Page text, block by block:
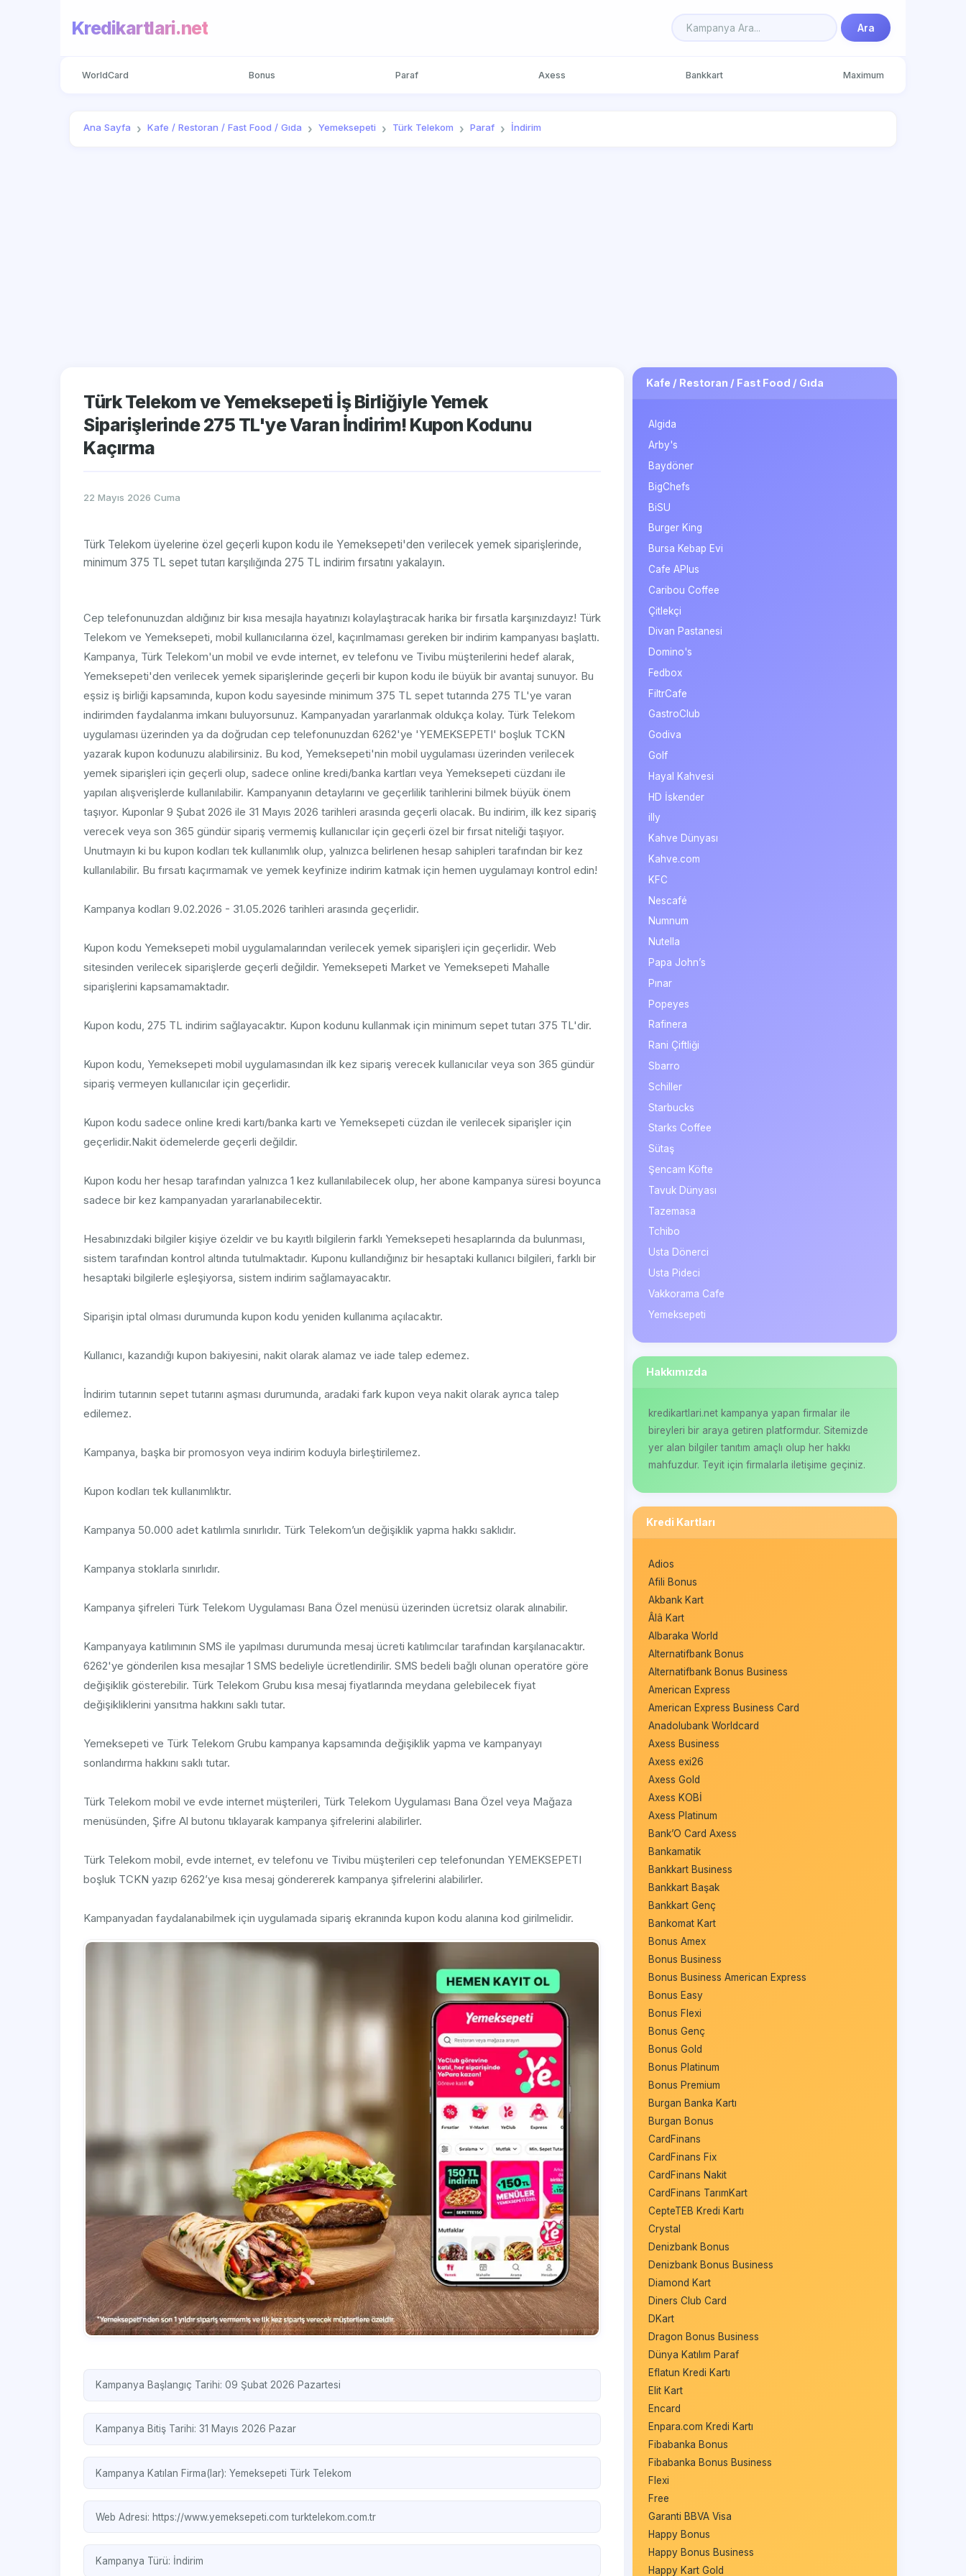
Kredikartlari.net Ara
WorldCard Bonus Paraf Axess Bankkart Maximum
Ana Sayfa Kafe / Restoran / Fast Food / Gıda Yemeksepeti Türk Telekom Paraf İndirim
Türk Telekom ve Yemeksepeti İş Birliğiyle Yemek
Siparişlerinde 275 TL'ye Varan İndirim! Kupon Kodunu
Kaçırma
22 Mayıs 2026 Cuma
Türk Telekom üyelerine özel geçerli kupon kodu ile Yemeksepeti'den verilecek yemek siparişlerinde,
minimum 375 TL sepet tutarı karşılığında 275 TL indirim fırsatını yakalayın.
Cep telefonunuzdan aldığınız bir kısa mesajla hayatınızı kolaylaştıracak harika bir fırsatla karşınızdayız! Türk
Telekom ve Yemeksepeti, mobil kullanıcılarına özel, kaçırılmaması gereken bir indirim kampanyası başlattı.
Kampanya, Türk Telekom'un mobil ve evde internet, ev telefonu ve Tivibu müşterilerini hedef alarak,
Yemeksepeti'den verilecek yemek siparişlerinde geçerli bir kupon kodu ile büyük bir avantaj sunuyor. Bu
eşsiz iş birliği kapsamında, kupon kodu sayesinde minimum 375 TL sepet tutarında 275 TL'ye varan
indirimden faydalanma imkanı buluyorsunuz. Kampanyadan yararlanmak oldukça kolay. Türk Telekom
uygulaması üzerinden ya da doğrudan cep telefonunuzdan 6262'ye 'YEMEKSEPETI' boşluk TCKN
yazarak kupon kodunuzu alabilirsiniz. Bu kod, Yemeksepeti'nin mobil uygulaması üzerinden verilecek
yemek siparişleri için geçerli olup, sadece online kredi/banka kartları veya Yemeksepeti cüzdanı ile
yapılan alışverişlerde kullanılabilir. Kampanyanın detaylarını ve geçerlilik tarihlerini bilmek büyük önem
taşıyor. Kuponlar 9 Şubat 2026 ile 31 Mayıs 2026 tarihleri arasında geçerli olacak. Bu indirim, ilk kez sipariş
verecek veya son 365 gündür sipariş vermemiş kullanıcılar için geçerli özel bir fırsat niteliği taşıyor.
Unutmayın ki bu kupon kodları tek kullanımlık olup, yalnızca belirlenen hesap sahipleri tarafından bir kez
kullanılabilir. Bu fırsatı kaçırmamak ve yemek keyfinize indirim katmak için hemen uygulamayı kontrol edin!
Kampanya kodları 9.02.2026 - 31.05.2026 tarihleri arasında geçerlidir.
Kupon kodu Yemeksepeti mobil uygulamalarından verilecek yemek siparişleri için geçerlidir. Web
sitesinden verilecek siparişlerde geçerli değildir. Yemeksepeti Market ve Yemeksepeti Mahalle
siparişlerini kapsamamaktadır.
Kupon kodu, 275 TL indirim sağlayacaktır. Kupon kodunu kullanmak için minimum sepet tutarı 375 TL'dir.
Kupon kodu, Yemeksepeti mobil uygulamasından ilk kez sipariş verecek kullanıcılar veya son 365 gündür
sipariş vermeyen kullanıcılar için geçerlidir.
Kupon kodu sadece online kredi kartı/banka kartı ve Yemeksepeti cüzdan ile verilecek siparişler için
geçerlidir.Nakit ödemelerde geçerli değildir.
Kupon kodu her hesap tarafından yalnızca 1 kez kullanılabilecek olup, her abone kampanya süresi boyunca
sadece bir kez kampanyadan yararlanabilecektir.
Hesabınızdaki bilgiler kişiye özeldir ve bu kayıtlı bilgilerin farklı Yemeksepeti hesaplarında da bulunması,
sistem tarafından kontrol altında tutulmaktadır. Kuponu kullandığınız bir hesaptaki kullanıcı bilgileri, farklı bir
hesaptaki bilgilerle eşleşiyorsa, sistem indirim sağlamayacaktır.
Siparişin iptal olması durumunda kupon kodu yeniden kullanıma açılacaktır.
Kullanıcı, kazandığı kupon bakiyesini, nakit olarak alamaz ve iade talep edemez.
İndirim tutarının sepet tutarını aşması durumunda, aradaki fark kupon veya nakit olarak ayrıca talep
edilemez.
Kampanya, başka bir promosyon veya indirim koduyla birleştirilemez.
Kupon kodları tek kullanımlıktır.
Kampanya 50.000 adet katılımla sınırlıdır. Türk Telekom’un değişiklik yapma hakkı saklıdır.
Kampanya stoklarla sınırlıdır.
Kampanya şifreleri Türk Telekom Uygulaması Bana Özel menüsü üzerinden ücretsiz olarak alınabilir.
Kampanyaya katılımının SMS ile yapılması durumunda mesaj ücreti katılımcılar tarafından karşılanacaktır.
6262'ye gönderilen kısa mesajlar 1 SMS bedeliyle ücretlendirilir. SMS bedeli bağlı olunan operatöre göre
değişiklik gösterebilir. Türk Telekom Grubu kısa mesaj fiyatlarında meydana gelebilecek fiyat
değişikliklerini yansıtma hakkını saklı tutar.
Yemeksepeti ve Türk Telekom Grubu kampanya kapsamında değişiklik yapma ve kampanyayı
sonlandırma hakkını saklı tutar.
Türk Telekom mobil ve evde internet müşterileri, Türk Telekom Uygulaması Bana Özel veya Mağaza
menüsünden, Şifre Al butonu tıklayarak kampanya şifrelerini alabilirler.
Türk Telekom mobil, evde internet, ev telefonu ve Tivibu müşterileri cep telefonundan YEMEKSEPETI
boşluk TCKN yazıp 6262’ye kısa mesaj göndererek kampanya şifrelerini alabilirler.
Kampanyadan faydalanabilmek için uygulamada sipariş ekranında kupon kodu alanına kod girilmelidir.
Kampanya Başlangıç Tarihi: 09 Şubat 2026 Pazartesi
Kampanya Bitiş Tarihi: 31 Mayıs 2026 Pazar
Kampanya Katılan Firma(lar): Yemeksepeti Türk Telekom
Web Adresi: https://www.yemeksepeti.comturktelekom.com.tr
Kampanya Türü: İndirim
Kafe / Restoran / Fast Food / Gıda
Algida
Arby's
Baydöner
BigChefs
BiSU
Burger King
Bursa Kebap Evi
Cafe APlus
Caribou Coffee
Çitlekçi
Divan Pastanesi
Domino's
Fedbox
FiltrCafe
GastroClub
Godiva
Golf
Hayal Kahvesi
HD İskender
illy
Kahve Dünyası
Kahve.com
KFC
Nescafé
Numnum
Nutella
Papa John’s
Pınar
Popeyes
Rafinera
Rani Çiftliği
Sbarro
Schiller
Starbucks
Starks Coffee
Sütaş
Şencam Köfte
Tavuk Dünyası
Tazemasa
Tchibo
Usta Dönerci
Usta Pideci
Vakkorama Cafe
Yemeksepeti
Hakkımızda
kredikartlari.net kampanya yapan firmalar ile
bireyleri bir araya getiren platformdur. Sitemizde
yer alan bilgiler tanıtım amaçlı olup her hakkı
mahfuzdur. Teyit için firmalarla iletişime geçiniz.
Kredi Kartları
Adios
Afili Bonus
Akbank Kart
Âlâ Kart
Albaraka World
Alternatifbank Bonus
Alternatifbank Bonus Business
American Express
American Express Business Card
Anadolubank Worldcard
Axess Business
Axess exi26
Axess Gold
Axess KOBİ
Axess Platinum
Bank’O Card Axess
Bankamatik
Bankkart Business
Bankkart Başak
Bankkart Genç
Bankomat Kart
Bonus Amex
Bonus Business
Bonus Business American Express
Bonus Easy
Bonus Flexi
Bonus Genç
Bonus Gold
Bonus Platinum
Bonus Premium
Burgan Banka Kartı
Burgan Bonus
CardFinans
CardFinans Fix
CardFinans Nakit
CardFinans TarımKart
CepteTEB Kredi Kartı
Crystal
Denizbank Bonus
Denizbank Bonus Business
Diamond Kart
Diners Club Card
DKart
Dragon Bonus Business
Dünya Katılım Paraf
Eflatun Kredi Kartı
Elit Kart
Encard
Enpara.com Kredi Kartı
Fibabanka Bonus
Fibabanka Bonus Business
Flexi
Free
Garanti BBVA Visa
Happy Bonus
Happy Bonus Business
Happy Kart Gold